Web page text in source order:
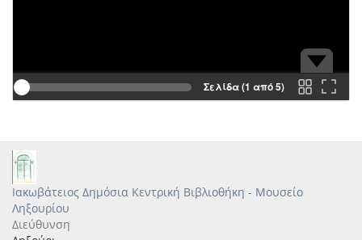
Σελίδα (1 από 5)
Ιακωβάτειος Δημόσια Κεντρική Βιβλιοθήκη - Μουσείο
Ληξουρίου
Διεύθυνση